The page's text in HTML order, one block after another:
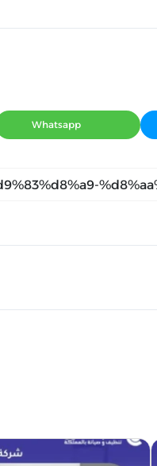
Whatsapp